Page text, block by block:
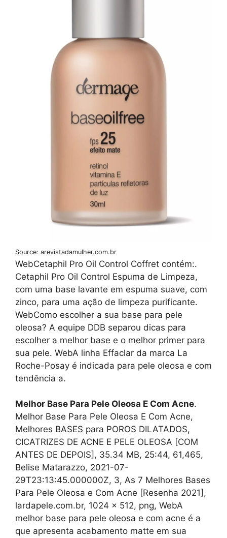
Source: arevistadamulher.com.br
WebCetaphil Pro Oil Control Coffret contém:.
Cetaphil Pro Oil Control Espuma de Limpeza,
com uma base lavante em espuma suave, com
zinco, para uma ação de limpeza purificante.
WebComo escolher a sua base para pele
oleosa? A equipe DDB separou dicas para
escolher a melhor base e o melhor primer para
sua pele. WebA linha Effaclar da marca La
Roche-Posay é indicada para pele oleosa e com
tendência a.
Melhor Base Para Pele Oleosa E Com Acne.
Melhor Base Para Pele Oleosa E Com Acne,
Melhores BASES para POROS DILATADOS,
CICATRIZES DE ACNE E PELE OLEOSA [COM
ANTES DE DEPOIS], 35.34 MB, 25:44, 61,465,
Belise Matarazzo, 2021-07-
29T23:13:45.000000Z, 3, As 7 Melhores Bases
Para Pele Oleosa e Com Acne [Resenha 2021],
lardapele.com.br, 1024 x 512, png, WebA
melhor base para pele oleosa e com acne é a
que apresenta acabamento matte em sua